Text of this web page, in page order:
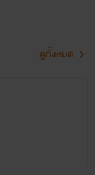
ดูทั้งหมด